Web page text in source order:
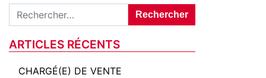
Rechercher :
ARTICLES RÉCENTS
CHARGÉ(E) DE VENTE